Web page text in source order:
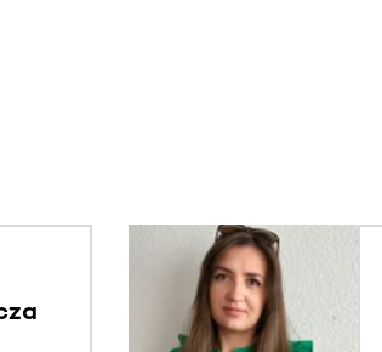
lub przesuń palcem, aby zobaczyć